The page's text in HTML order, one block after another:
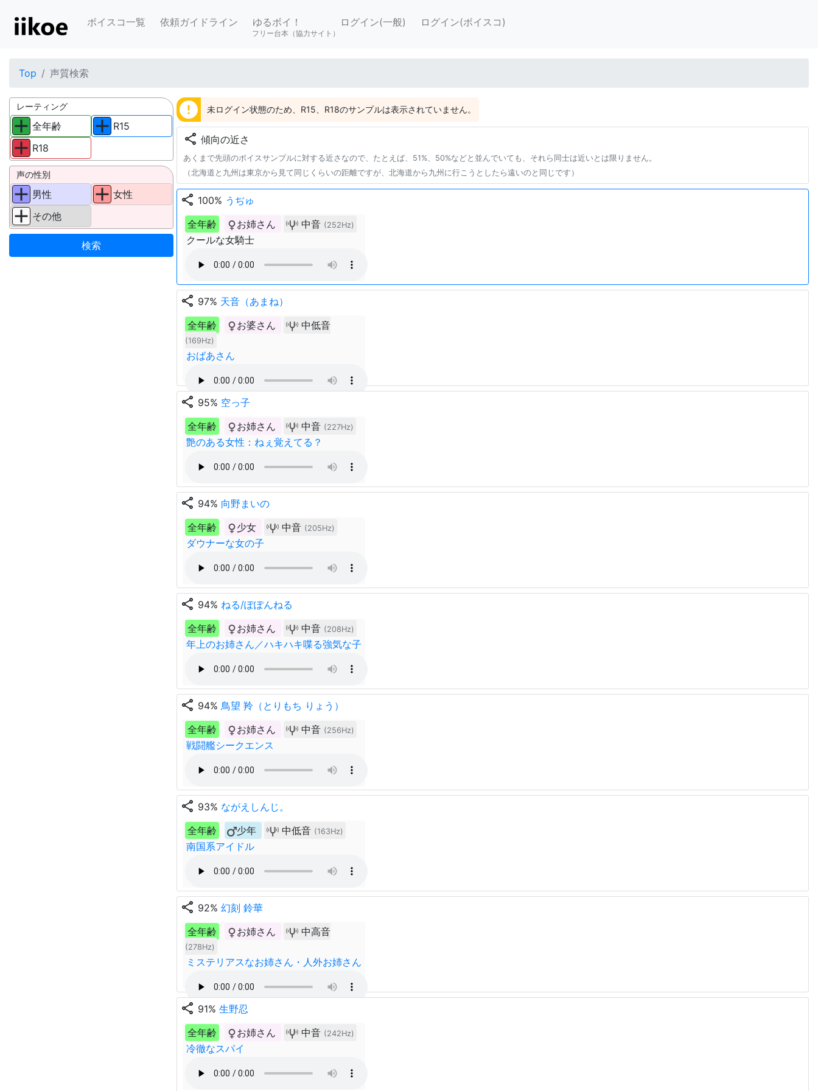
ボイスコ一覧 依頼ガイドライン ゆるボイ！
フリー台本（協力サイト）
ログイン(一般) ログイン(ボイスコ)
Top 声質検索
レーティング
全年齢
R18
R15
声の性別
男性
その他
女性
error 未ログイン状態のため、R15、R18のサンプルは表示されていません。
share 傾向の近さ
あくまで先頭のボイスサンプルに対する近さなので、たとえば、51%、50%などと並んでいても、それら同士は近いとは限りません。
（北海道と九州は東京から見て同じくらいの距離ですが、北海道から九州に行こうとしたら遠いのと同じです）
share 100% うぢゅ
全年齢
お姉さん 中音 (252Hz)
クールな女騎士
share 97% 天音（あまね）
全年齢
お婆さん 中低音
(169Hz)
おばあさん
share 95% 空っ子
全年齢
お姉さん 中音 (227Hz)
艶のある女性：ねぇ覚えてる？
share 94% 向野まいの
全年齢
少女 中音 (205Hz)
ダウナーな女の子
share 94% ねる/ぽぽんねる
全年齢
お姉さん 中音 (208Hz)
年上のお姉さん／ハキハキ喋る強気な子
share 94% 鳥望 羚（とりもち りょう）
全年齢
お姉さん 中音 (256Hz)
戦闘艦シークエンス
share 93% ながえしんじ。
全年齢
少年 中低音 (163Hz)
南国系アイドル
share 92% 幻刻 鈴華
全年齢
お姉さん 中高音
(278Hz)
ミステリアスなお姉さん・人外お姉さん
share 91% 生野忍
全年齢
お姉さん 中音 (242Hz)
冷徹なスパイ